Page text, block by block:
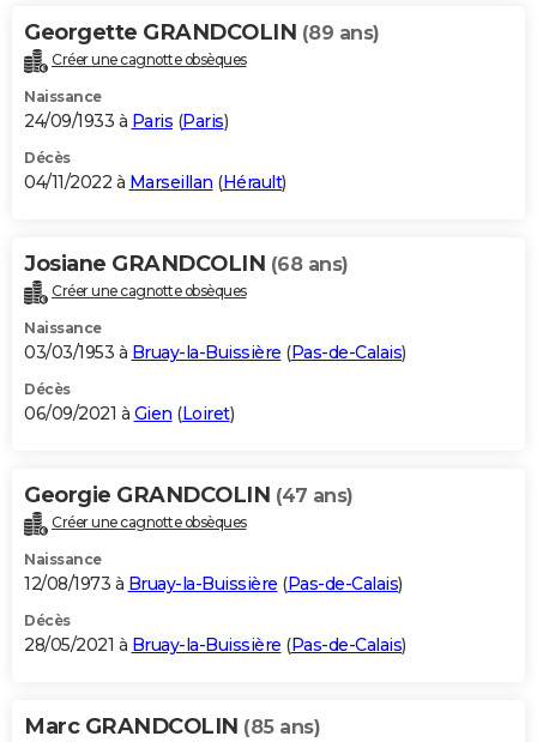
Georgette GRANDCOLIN (89 ans)
Créer une cagnotte obsèques
Naissance
24/09/1933 à Paris (Paris)
Décès
04/11/2022 à Marseillan (Hérault)
Josiane GRANDCOLIN (68 ans)
Créer une cagnotte obsèques
Naissance
03/03/1953 à Bruay-la-Buissière (Pas-de-Calais)
Décès
06/09/2021 à Gien (Loiret)
Georgie GRANDCOLIN (47 ans)
Créer une cagnotte obsèques
Naissance
12/08/1973 à Bruay-la-Buissière (Pas-de-Calais)
Décès
28/05/2021 à Bruay-la-Buissière (Pas-de-Calais)
Marc GRANDCOLIN (85 ans)